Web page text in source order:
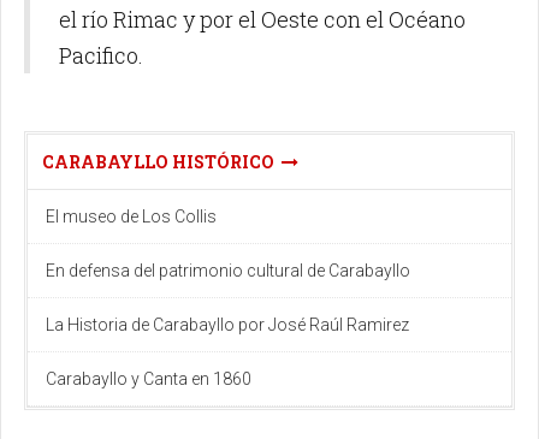
el río Rimac y por el Oeste con el Océano
Pacifico.
CARABAYLLO HISTÓRICO
El museo de Los Collis
En defensa del patrimonio cultural de Carabayllo
La Historia de Carabayllo por José Raúl Ramirez
Carabayllo y Canta en 1860